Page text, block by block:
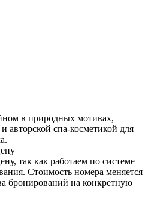
в природных мотивах,
авторской спа-косметикой для
так как работаем по системе
Стоимость номера меняется
бронирований на конкретную